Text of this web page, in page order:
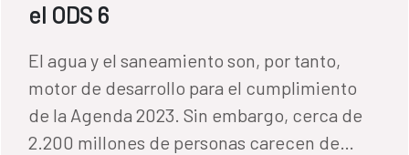
el ODS 6
El agua y el saneamiento son, por tanto,
motor de desarrollo para el cumplimiento
de la Agenda 2023. Sin embargo, cerca de
2.200 millones de personas carecen de